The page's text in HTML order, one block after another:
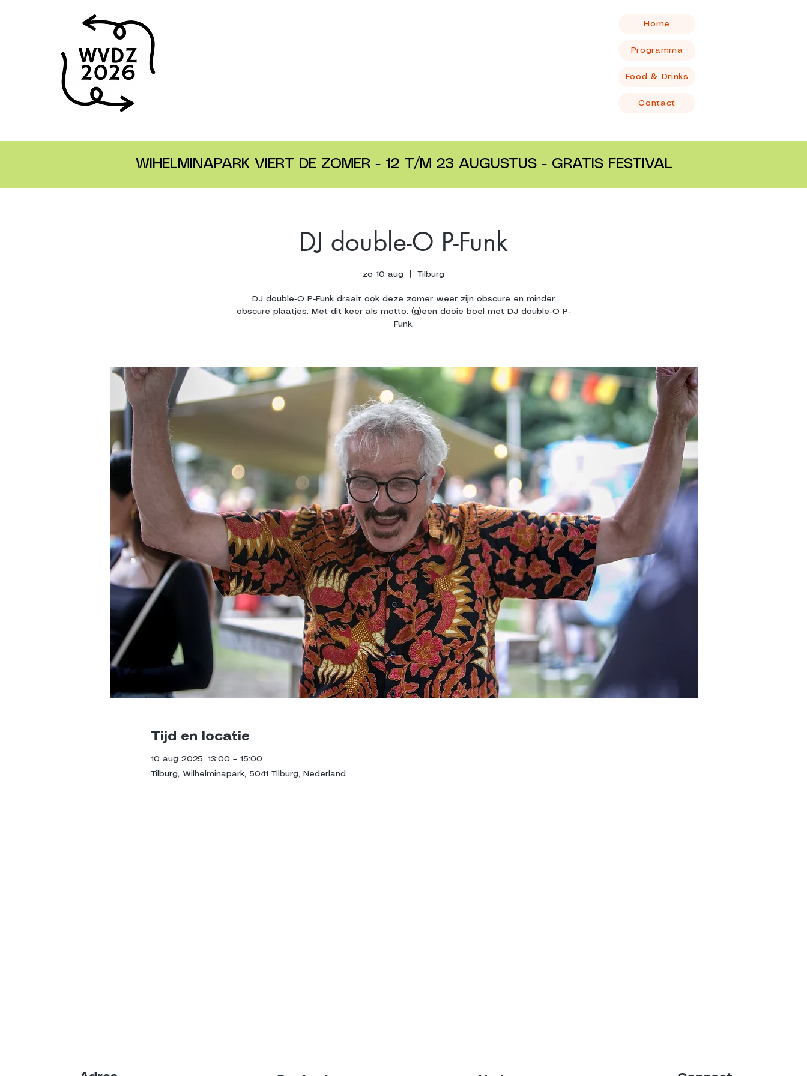
Home
Programma
Food & Drinks
Contact
WIHELMINAPARK VIERT DE ZOMER - 12 T/M 23 AUGUSTUS - GRATIS FESTIVAL
DJ double-O P-Funk
zo 10 aug Tilburg
DJ double-O P-Funk draait ook deze zomer weer zijn obscure en minder
obscure plaatjes. Met dit keer als motto: (g)een dooie boel met DJ double-O P-
Funk.
Tijd en locatie
10 aug 2025, 13:00 – 15:00
Tilburg, Wilhelminapark, 5041 Tilburg, Nederland